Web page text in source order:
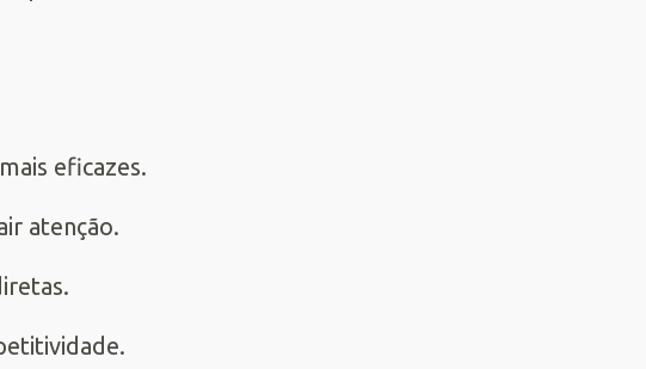
eficazes.
atenção.